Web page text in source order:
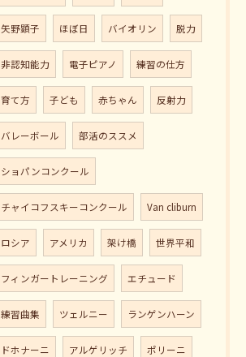
矢野顕子 ほぼ日 バイオリン 脱力
非認知能力 電子ピアノ 練習の仕方
育て方 子ども 赤ちゃん 反射力
バレーボール 部活のススメ
ショパンコンクール
チャイコフスキーコンクール Van cliburn
ロシア アメリカ 架け橋 世界平和
フィンガートレーニング エチュード
練習曲集 ツェルニー ランゲンハーン
ドホナーニ アルゲリッチ ポリーニ